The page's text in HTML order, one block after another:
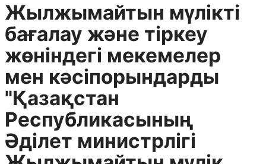
Жылжымайтын мүлiктi
бағалау және тiркеу
жөнiндегi мекемелер
мен кәсiпорындарды
"Қазақстан
Республикасының
Әдiлет министрлiгi